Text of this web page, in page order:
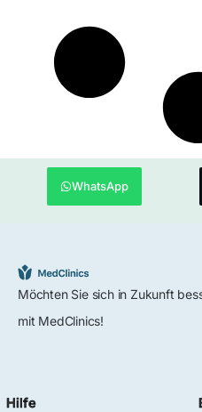
WhatsApp
Möchten Sie sich in Zukunft
mit MedClinics!
Hilfe